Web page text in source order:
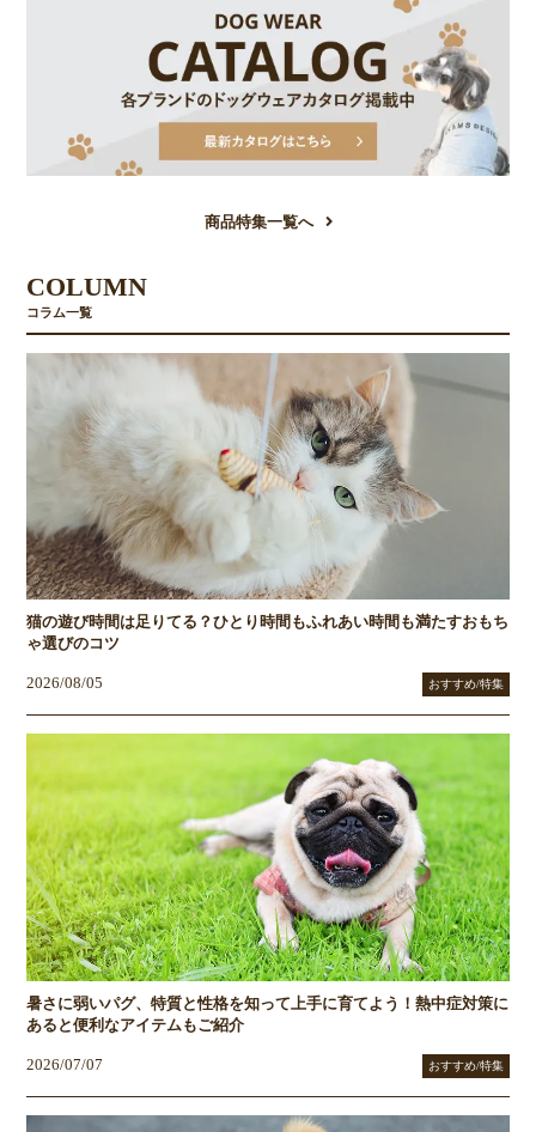
商品特集一覧へ
COLUMN
コラム一覧
猫の遊び時間は足りてる？ひとり時間もふれあい時間も満たすおもち
ゃ選びのコツ
2026/08/05 おすすめ/特集
暑さに弱いパグ、特質と性格を知って上手に育てよう！熱中症対策に
あると便利なアイテムもご紹介
2026/07/07 おすすめ/特集